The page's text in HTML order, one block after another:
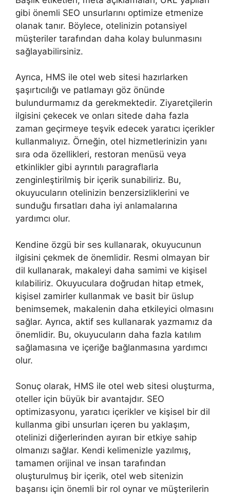
gibi önemli SEO unsurlarını optimize etmenize
olanak tanır. Böylece, otelinizin potansiyel
müşteriler tarafından daha kolay bulunmasını
sağlayabilirsiniz.
Ayrıca, HMS ile otel web sitesi hazırlarken
şaşırtıcılığı ve patlamayı göz önünde
bulundurmamız da gerekmektedir. Ziyaretçilerin
ilgisini çekecek ve onları sitede daha fazla
zaman geçirmeye teşvik edecek yaratıcı içerikler
kullanmalıyız. Örneğin, otel hizmetlerinizin yanı
sıra oda özellikleri, restoran menüsü veya
etkinlikler gibi ayrıntılı paragraflarla
zenginleştirilmiş bir içerik sunabiliriz. Bu,
okuyucuların otelinizin benzersizliklerini ve
sunduğu fırsatları daha iyi anlamalarına
yardımcı olur.
Kendine özgü bir ses kullanarak, okuyucunun
ilgisini çekmek de önemlidir. Resmi olmayan bir
dil kullanarak, makaleyi daha samimi ve kişisel
kılabiliriz. Okuyuculara doğrudan hitap etmek,
kişisel zamirler kullanmak ve basit bir üslup
benimsemek, makalenin daha etkileyici olmasını
sağlar. Ayrıca, aktif ses kullanarak yazmamız da
önemlidir. Bu, okuyucuların daha fazla katılım
sağlamasına ve içeriğe bağlanmasına yardımcı
olur.
Sonuç olarak, HMS ile otel web sitesi oluşturma,
oteller için büyük bir avantajdır. SEO
optimizasyonu, yaratıcı içerikler ve kişisel bir dil
kullanma gibi unsurları içeren bu yaklaşım,
otelinizi diğerlerinden ayıran bir etkiye sahip
olmanızı sağlar. Kendi kelimenizle yazılmış,
tamamen orijinal ve insan tarafından
oluşturulmuş bir içerik, otel web sitenizin
başarısı için önemli bir rol oynar ve müşterilerin